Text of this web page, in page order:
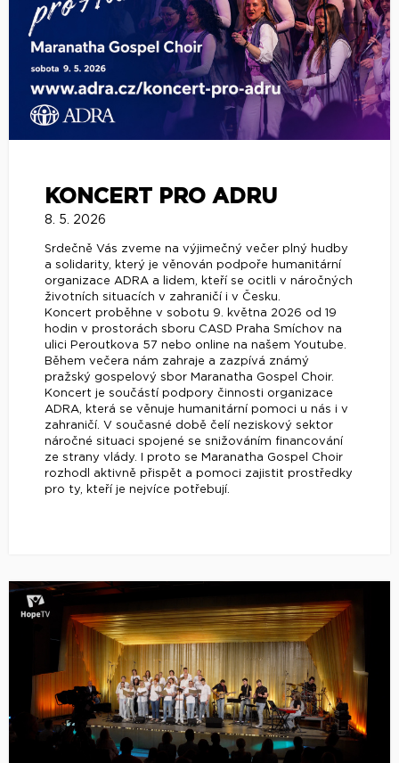
KONCERT PRO ADRU
8. 5. 2026
Srdečně Vás zveme na výjimečný večer plný hudby
a solidarity, který je věnován podpoře humanitární
organizace ADRA a lidem, kteří se ocitli v náročných
životních situacích v zahraničí i v Česku.
Koncert proběhne v sobotu 9. května 2026 od 19
hodin v prostorách sboru CASD Praha Smíchov na
ulici Peroutkova 57 nebo online na našem Youtube.
Během večera nám zahraje a zazpívá známý
pražský gospelový sbor Maranatha Gospel Choir.
Koncert je součástí podpory činnosti organizace
ADRA, která se věnuje humanitární pomoci u nás i v
zahraničí. V současné době čelí neziskový sektor
náročné situaci spojené se snižováním financování
ze strany vlády. I proto se Maranatha Gospel Choir
rozhodl aktivně přispět a pomoci zajistit prostředky
pro ty, kteří je nejvíce potřebují.